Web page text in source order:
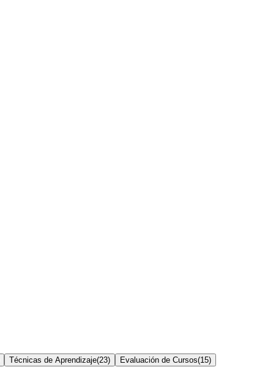
Técnicas de Aprendizaje(23) Evaluación de Cursos(15)